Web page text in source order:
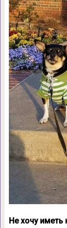
Не хочу иметь